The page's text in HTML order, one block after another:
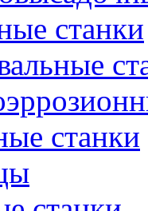
станки
станки